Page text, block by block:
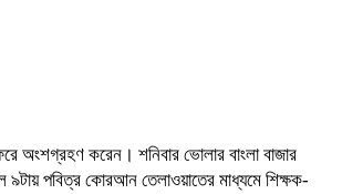
অংশগ্রহণ করেন। শনিবার ভোলার বাংলা বাজার
৯টায় পবিত্র কোরআন তেলাওয়াতের মাধ্যমে শিক্ষক-